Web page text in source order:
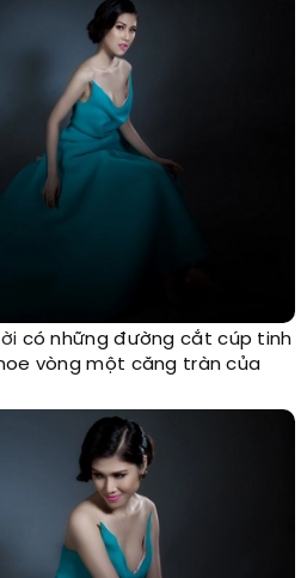
có những đường cắt cúp tinh
vòng một căng tràn của